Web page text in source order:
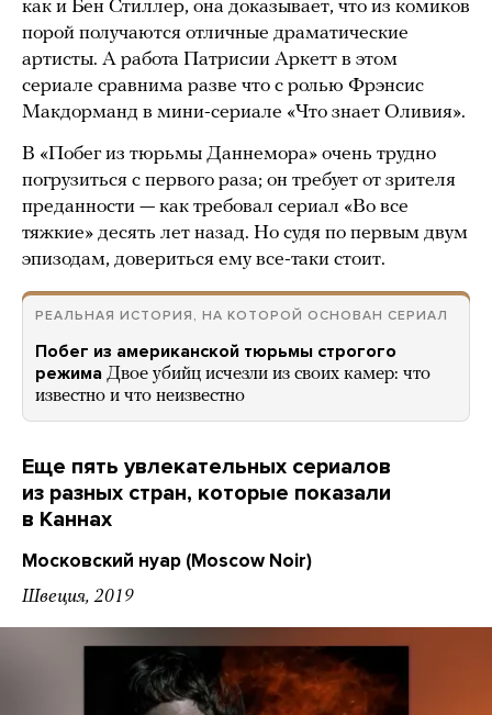
как и Бен Стиллер, она доказывает, что из комиков
порой получаются отличные драматические
артисты. А работа Патрисии Аркетт в этом
сериале сравнима разве что с ролью Фрэнсис
Макдорманд в мини-сериале «Что знает Оливия».
В «Побег из тюрьмы Даннемора» очень трудно
погрузиться с первого раза; он требует от зрителя
преданности — как требовал сериал «Во все
тяжкие» десять лет назад. Но судя по первым двум
эпизодам, довериться ему все-таки стоит.
РЕАЛЬНАЯ ИСТОРИЯ, НА КОТОРОЙ ОСНОВАН СЕРИАЛ
Побег из американской тюрьмы строгого
режима Двое убийц исчезли из своих камер: что
известно и что неизвестно
Еще пять увлекательных сериалов
из разных стран, которые показали
в Каннах
Московский нуар (Moscow Noir)
Швеция, 2019